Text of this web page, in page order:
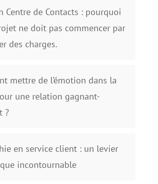
Centre de Contacts : pourquoi
ne doit pas commencer par
des charges.
mettre de l’émotion dans la
une relation gagnant-
?
en service client : un levier
incontournable